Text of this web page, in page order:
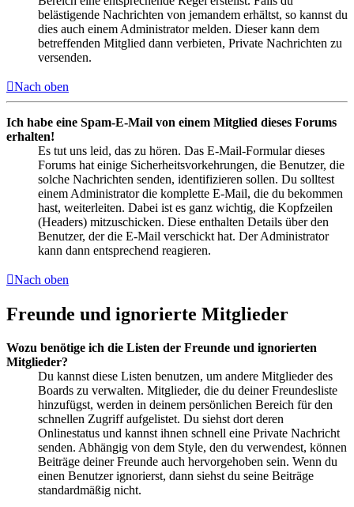
belästigende Nachrichten von jemandem erhältst, so kannst du
dies auch einem Administrator melden. Dieser kann dem
betreffenden Mitglied dann verbieten, Private Nachrichten zu
versenden.
Nach oben
Ich habe eine Spam-E-Mail von einem Mitglied dieses Forums
erhalten!
Es tut uns leid, das zu hören. Das E-Mail-Formular dieses
Forums hat einige Sicherheitsvorkehrungen, die Benutzer, die
solche Nachrichten senden, identifizieren sollen. Du solltest
einem Administrator die komplette E-Mail, die du bekommen
hast, weiterleiten. Dabei ist es ganz wichtig, die Kopfzeilen
(Headers) mitzuschicken. Diese enthalten Details über den
Benutzer, der die E-Mail verschickt hat. Der Administrator
kann dann entsprechend reagieren.
Nach oben
Freunde und ignorierte Mitglieder
Wozu benötige ich die Listen der Freunde und ignorierten
Mitglieder?
Du kannst diese Listen benutzen, um andere Mitglieder des
Boards zu verwalten. Mitglieder, die du deiner Freundesliste
hinzufügst, werden in deinem persönlichen Bereich für den
schnellen Zugriff aufgelistet. Du siehst dort deren
Onlinestatus und kannst ihnen schnell eine Private Nachricht
senden. Abhängig von dem Style, den du verwendest, können
Beiträge deiner Freunde auch hervorgehoben sein. Wenn du
einen Benutzer ignorierst, dann siehst du seine Beiträge
standardmäßig nicht.